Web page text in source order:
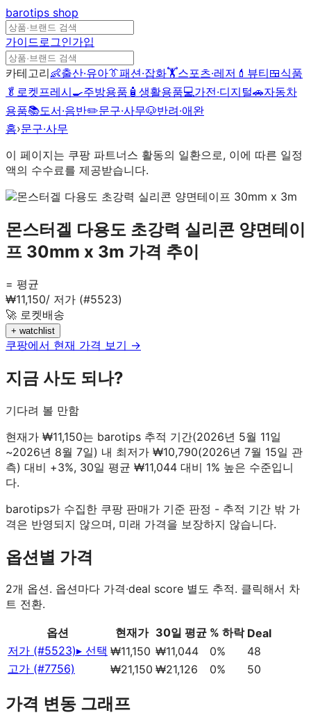
barotips shop
가이드로그인가입
카테고리👶출산·유아👔패션·잡화🏋️스포츠·레저 💄 뷰티🍱식품
🥬 로켓프레시🍳주방용품 🧴 생활용품💻가전·디지털🚗자동차
용품📚도서·음반✏️문구·사무🐶반려·애완
홈›문구·사무
이 페이지는 쿠팡 파트너스 활동의 일환으로, 이에 따른 일정
액의 수수료를 제공받습니다.
몬스터겔 다용도 초강력 실리콘 양면테이
프 30mm x 3m 가격 추이
= 평균
₩11,150/ 저가 (#5523)
🚀 로켓배송
+ watchlist
쿠팡에서 현재 가격 보기 →
지금 사도 되나?
기다려 볼 만함
현재가 ₩11,150는 barotips 추적 기간(2026년 5월 11일
~2026년 8월 7일) 내 최저가 ₩10,790(2026년 7월 15일 관
측) 대비 +3%, 30일 평균 ₩11,044 대비 1% 높은 수준입니
다.
barotips가 수집한 쿠팡 판매가 기준 판정 - 추적 기간 밖 가
격은 반영되지 않으며, 미래 가격을 보장하지 않습니다.
옵션별 가격
2개 옵션. 옵션마다 가격·deal score 별도 추적. 클릭해서 차
트 전환.
옵션 현재가 30일 평균 % 하락 Deal
저가 (#5523)▸ 선택 ₩11,150 ₩11,044 0%
48
고가 (#7756)
₩21,150 ₩21,126 0% 50
가격 변동 그래프